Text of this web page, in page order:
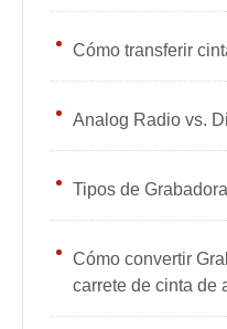
Cómo transferir
Analog Radio vs.
Tipos de
Cómo convertir
carrete de cinta de